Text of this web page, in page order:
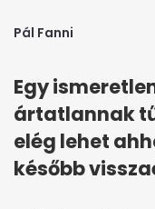
Pál Fanni
Egy
ártatlannak
elég lehet
később